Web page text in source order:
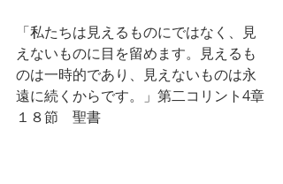
「私たちは見えるものにではなく、見
えないものに目を留めます。見えるも
のは一時的であり、見えないものは永
遠に続くからです。」第二コリント4章
１８節　聖書